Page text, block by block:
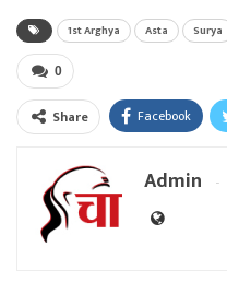
1st Arghya Asta Surya
0
Share Facebook
Admin